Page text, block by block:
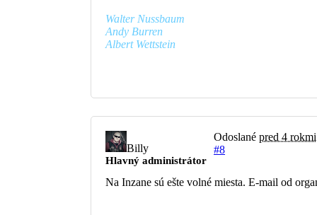
Walter Nussbaum
Andy Burren
Albert Wettstein
Billy
Hlavný administrátor
Odoslané pred 4 rokmi
#8
Na Inzane sú ešte volné miesta. E-mail od